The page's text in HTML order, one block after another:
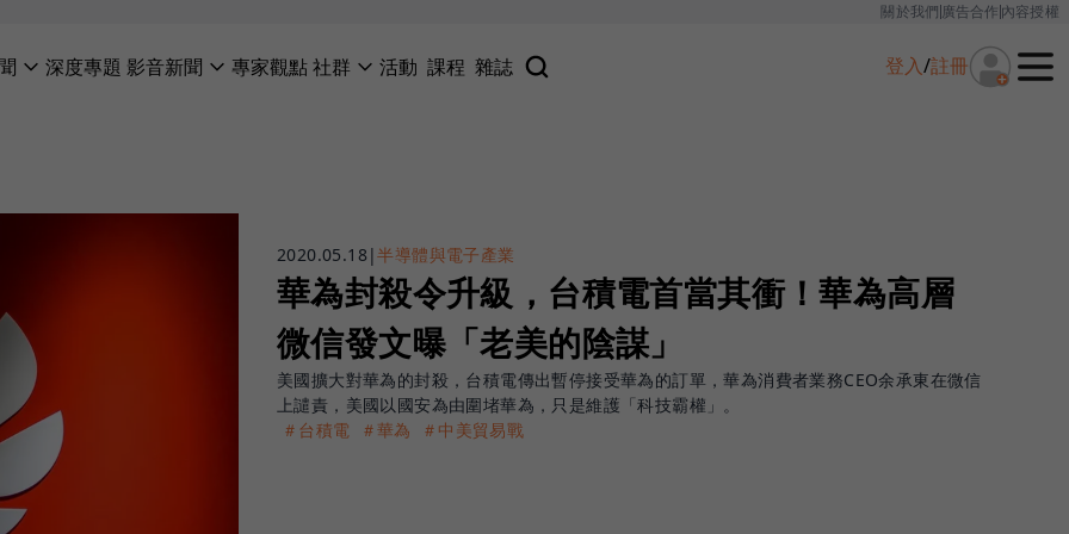
關於我們廣告合作內容授權
深度專題 影音新聞 專家觀點社群 活動 課程 雜誌 登入/註冊
2020.05.18|半導體與電子產業
華為封殺令升級，台積電首當其衝！華為高層
微信發文曝「老美的陰謀」
美國擴大對華為的封殺，台積電傳出暫停接受華為的訂單，華為消費者業務CEO余承東在微信
上譴責，美國以國安為由圍堵華為，只是維護「科技霸權」。
＃台積電
＃華為 ＃中美貿易戰